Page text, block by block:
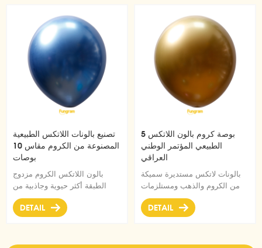
تصنيع بالونات اللاتكس الطبيعية
المصنوعة من الكروم مقاس 10
بوصات
بالون اللاتكس الكروم مزدوج
الطبقة أكثر حيوية وجاذبية من
البالونات العادية
DETAIL
5 بوصة كروم بالون اللاتكس
الطبيعي المؤتمر الوطني
العراقي
بالونات لاتكس مستديرة سميكة
من الكروم والذهب ومستلزمات
الحفلات لحفلات أعياد الميلاد
وحفلات استقبال المولود والذكرى
DETAIL